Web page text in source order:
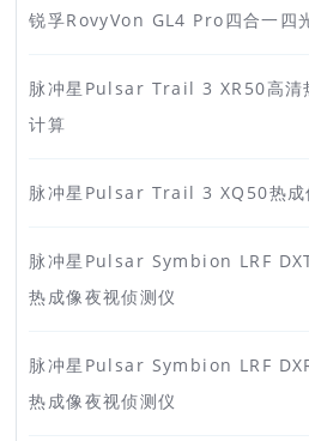
锐孚RovyVon GL4 Pro四合一四
脉冲星Pulsar Trail 3 XR50高清
计算
脉冲星Pulsar Trail 3 XQ50热成
脉冲星Pulsar Symbion LRF
热成像夜视侦测仪
脉冲星Pulsar Symbion LRF
热成像夜视侦测仪